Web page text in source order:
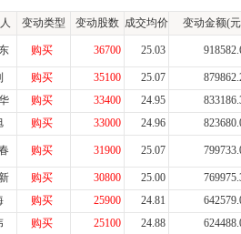
变动类型 变动股数 成交均价 变动金额(
购买 36700 25.03
购买 35100 25.07
购买 33400 24.95
购买 33000 24.96
购买 31900 25.07
购买 30800 25.00
购买 25900 24.81
购买 25100 24.88